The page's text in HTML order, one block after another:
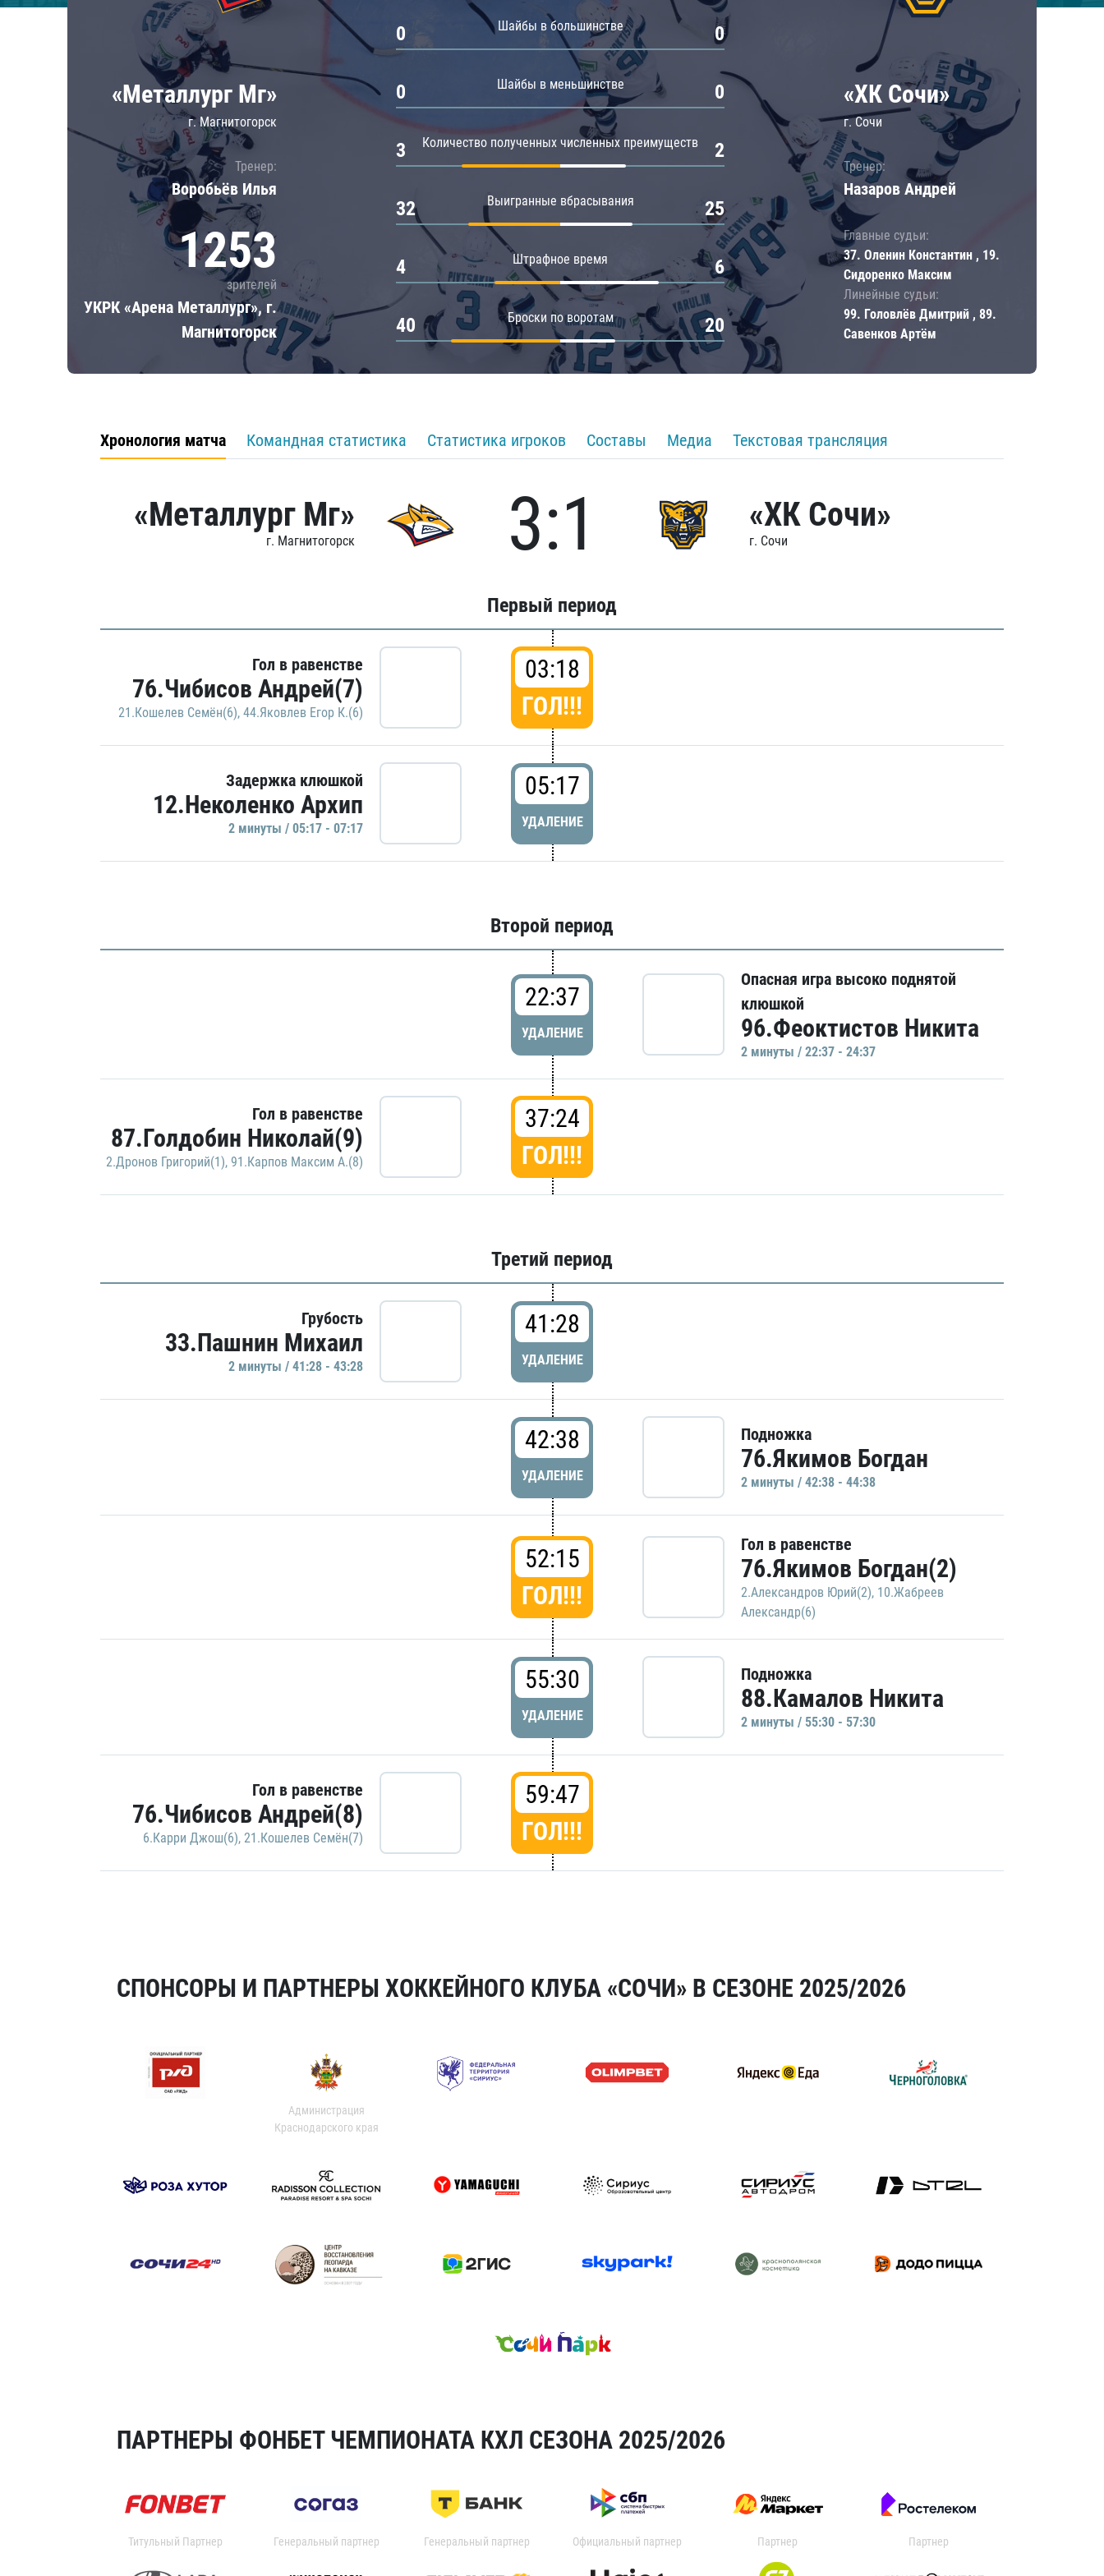
Локомотив
ЦСКА
Шанхайские Драконы
«Металлург Мг»
г. Магнитогорск
Тренер:
Воробьёв Илья
1253
зрителей
УКРК «Арена Металлург», г.
Магнитогорск
Шайбы в большинстве
0 0
Шайбы в меньшинстве
0 0
Количество полученных численных преимуществ
3 2
Выигранные вбрасывания
32 25
Штрафное время
4 6
Броски по воротам
40 20
«ХК Сочи»
г. Сочи
Тренер:
Назаров Андрей
Главные судьи:
37. Оленин Константин , 19.
Сидоренко Максим
Линейные судьи:
99. Головлёв Дмитрий , 89.
Савенков Артём
Хронология матча Командная статистика Статистика игроков Составы Медиа Текстовая трансляция
«Металлург Мг»
г. Магнитогорск 3:1 «ХК Сочи»
г. Сочи
Первый период
Гол в равенстве
76.Чибисов Андрей(7)
21.Кошелев Семён(6), 44.Яковлев Егор К.(6)
03:18
ГОЛ!!!
Задержка клюшкой
12.Неколенко Архип
2 минуты / 05:17 - 07:17
05:17
УДАЛЕНИЕ
Второй период
22:37
УДАЛЕНИЕ
Опасная игра высоко поднятой
клюшкой
96.Феоктистов Никита
2 минуты / 22:37 - 24:37
Гол в равенстве
87.Голдобин Николай(9)
2.Дронов Григорий(1), 91.Карпов Максим А.(8)
37:24
ГОЛ!!!
Третий период
Грубость
33.Пашнин Михаил
2 минуты / 41:28 - 43:28
41:28
УДАЛЕНИЕ
42:38
УДАЛЕНИЕ
Подножка
76.Якимов Богдан
2 минуты / 42:38 - 44:38
52:15
ГОЛ!!!
Гол в равенстве
76.Якимов Богдан(2)
2.Александров Юрий(2), 10.Жабреев
Александр(6)
55:30
УДАЛЕНИЕ
Подножка
88.Камалов Никита
2 минуты / 55:30 - 57:30
Гол в равенстве
76.Чибисов Андрей(8)
6.Карри Джош(6), 21.Кошелев Семён(7)
59:47
ГОЛ!!!
СПОНСОРЫ И ПАРТНЕРЫ ХОККЕЙНОГО КЛУБА «СОЧИ» В СЕЗОНЕ 2025/2026
Администрация
Краснодарского края
ПАРТНЕРЫ ФОНБЕТ ЧЕМПИОНАТА КХЛ СЕЗОНА 2025/2026
Титульный Партнер Генеральный партнер Генеральный партнер Официальный партнер Партнер Партнер